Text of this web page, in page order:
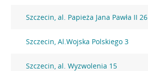
Szczecin, al. Papieża Jana Pawła II 26
Szczecin, Al.Wojska Polskiego 3
Szczecin, al. Wyzwolenia 15